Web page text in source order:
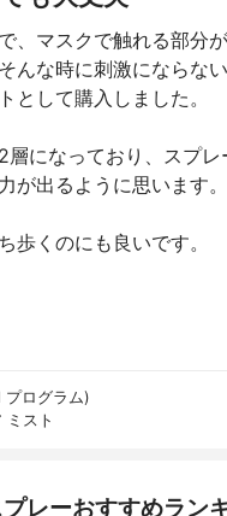
、マスクで触れる部分
んな時に刺激にならな
として購入しました。
層になっており、スプレ
が出るように思います。
歩くのにも良いです。
ログラム)
ミスト
レーおすすめラン